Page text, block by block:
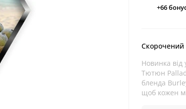
+66
Скорочений
Новинка від
Тютюн
бленда
щоб кожен